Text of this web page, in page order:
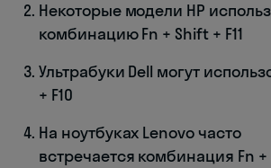
Некоторые модели HP
комбинацию Fn + Shift + F11
Ультрабуки Dell могут
+ F10
На ноутбуках Lenovo часто
встречается комбинация Fn +